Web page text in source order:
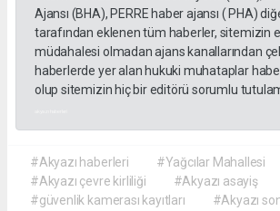
Ajansı (BHA), PERRE haber ajansı ( PHA)
tarafından eklenen tüm haberler, sitemizin
müdahalesi olmadan ajans kanallarından
haberlerde yer alan hukuki muhataplar
olup sitemizin hiç bir editörü sorumlu
#Akyazı haberleri
#Yağcılar Mahallesi
#Akyazı çevre kirliliği
#Akyazı asayiş
#güvenlik kamerası kayıtları
#Akyazı